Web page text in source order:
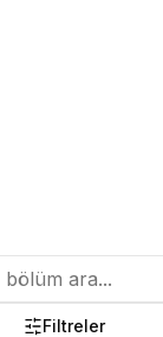
Filtreler